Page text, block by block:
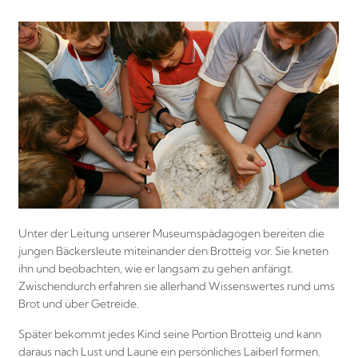
Unter der Leitung unserer Museumspädagogen bereiten die
jungen Bäckersleute miteinander den Brotteig vor. Sie kneten
ihn und beobachten, wie er langsam zu gehen anfängt.
Zwischendurch erfahren sie allerhand Wissenswertes rund ums
Brot und über Getreide.
Später bekommt jedes Kind seine Portion Brotteig und kann
daraus nach Lust und Laune ein persönliches Laiberl formen.